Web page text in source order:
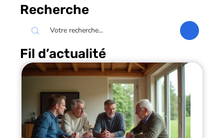
Recherche
Fil d’actualité